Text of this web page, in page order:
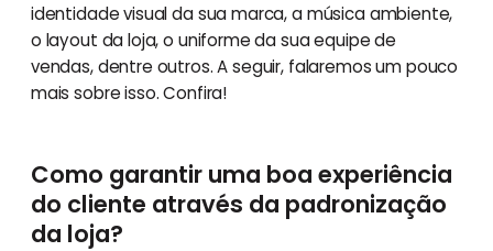
identidade visual da sua marca, a música ambiente,
o layout da loja, o uniforme da sua equipe de
vendas, dentre outros. A seguir, falaremos um pouco
mais sobre isso. Confira!
Como garantir uma boa experiência
do cliente através da padronização
da loja?